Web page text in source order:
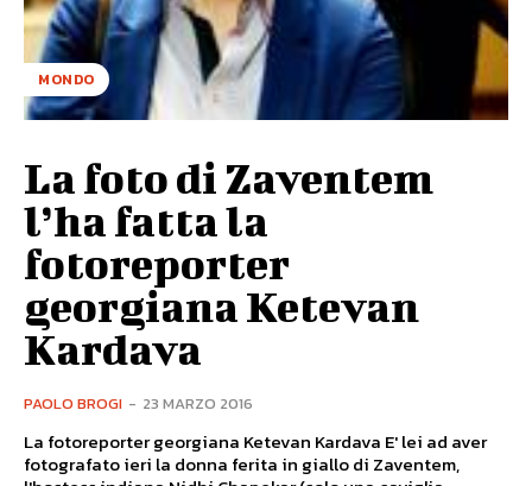
MONDO
La foto di Zaventem
l’ha fatta la
fotoreporter
georgiana Ketevan
Kardava
PAOLO BROGI - 23 MARZO 2016
La fotoreporter georgiana Ketevan Kardava E' lei ad aver
fotografato ieri la donna ferita in giallo di Zaventem,